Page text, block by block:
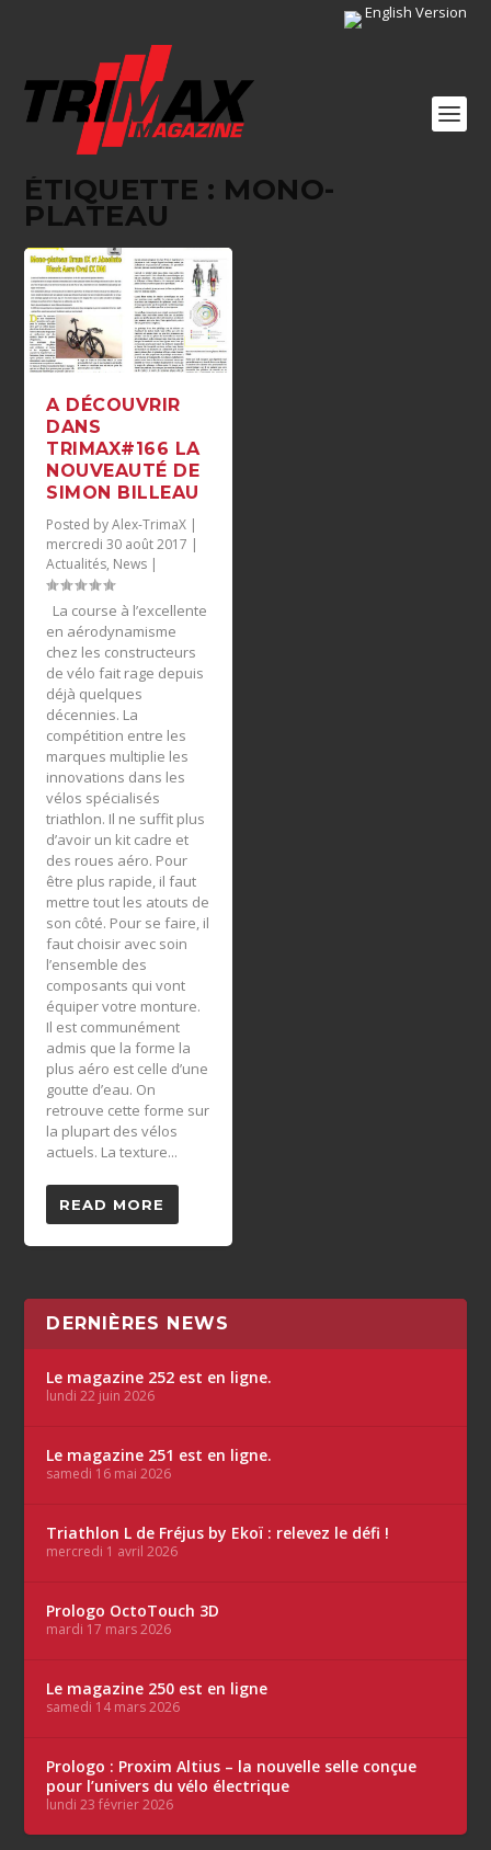
English Version
ÉTIQUETTE : MONO-
PLATEAU
A DÉCOUVRIR
DANS
TRIMAX#166 LA
NOUVEAUTÉ DE
SIMON BILLEAU
Posted byAlex-TrimaX |
mercredi 30 août 2017 |
Actualités, News |
La course à l’excellente
en aérodynamisme
chez les constructeurs
de vélo fait rage depuis
déjà quelques
décennies. La
compétition entre les
marques multiplie les
innovations dans les
vélos spécialisés
triathlon. Il ne suffit plus
d’avoir un kit cadre et
des roues aéro. Pour
être plus rapide, il faut
mettre tout les atouts de
son côté. Pour se faire, il
faut choisir avec soin
l’ensemble des
composants qui vont
équiper votre monture.
Il est communément
admis que la forme la
plus aéro est celle d’une
goutte d’eau. On
retrouve cette forme sur
la plupart des vélos
actuels. La texture...
READ MORE
DERNIÈRES NEWS
Le magazine 252 est en ligne.
lundi 22 juin 2026
Le magazine 251 est en ligne.
samedi 16 mai 2026
Triathlon L de Fréjus by Ekoï : relevez le défi !
mercredi 1 avril 2026
Prologo OctoTouch 3D
mardi 17 mars 2026
Le magazine 250 est en ligne
samedi 14 mars 2026
Prologo : Proxim Altius – la nouvelle selle conçue
pour l’univers du vélo électrique
lundi 23 février 2026